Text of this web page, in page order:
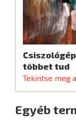
többet tud
Tekintse meg
Egyéb